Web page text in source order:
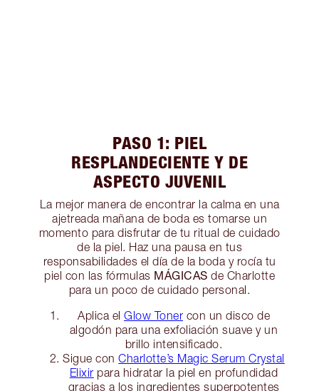
PASO 1: PIEL
RESPLANDECIENTE Y DE
ASPECTO JUVENIL
La mejor manera de encontrar la calma en una
ajetreada mañana de boda es tomarse un
momento para disfrutar de tu ritual de cuidado
de la piel. Haz una pausa en tus
responsabilidades el día de la boda y rocía tu
piel con las fórmulas MÁGICAS de Charlotte
para un poco de cuidado personal.
Aplica el Glow Toner con un disco de
algodón para una exfoliación suave y un
brillo intensificado.
Sigue conCharlotte’s Magic Serum Crystal
Elixir para hidratar la piel en profundidad
gracias a los ingredientes superpotentes